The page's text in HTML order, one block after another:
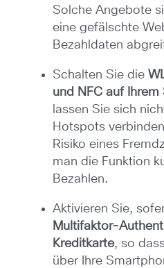
Solche Angebote
eine gefälschte
Bezahldaten
Schalten Sie die
und NFC auf
lassen Sie sich
Hotspots
Risiko eines
man die Funktion
Bezahlen.
Aktivieren Sie,
Multifaktor-
Kreditkarte, so
über Ihre